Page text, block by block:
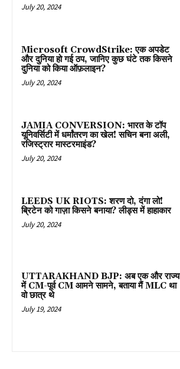
July 20, 2024
Microsoft CrowdStrike: एक अपडेट
और दुनिया हो गई ठप, जानिए कुछ घंटे तक किसने
दुनिया को किया ऑफ़लाइन?
July 20, 2024
JAMIA CONVERSION: भारत के टॉप
यूनिवर्सिटी में धर्मांतरण का खेल! सचिन बना अली,
रजिस्ट्रार मास्टरमाइंड?
July 20, 2024
LEEDS UK RIOTS: शरण दो, दंगा लो!
ब्रिटेन को गाज़ा किसने बनाया? लीड्स में हाहाकार
July 20, 2024
UTTARAKHAND BJP: अब एक और राज्य
में CM-पूर्व CM आमने सामने, बताया मैं MLC था
वो छात्र थे
July 19, 2024